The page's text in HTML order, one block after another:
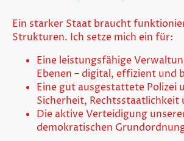
Ein starker Staat braucht
Strukturen. Ich setze mich ein für:
Eine leistungsfähige
Ebenen – digital, effizient und
Eine gut ausgestattete Polizei
Sicherheit, Rechtsstaatlichkeit
Die aktive Verteidigung
demokratischen